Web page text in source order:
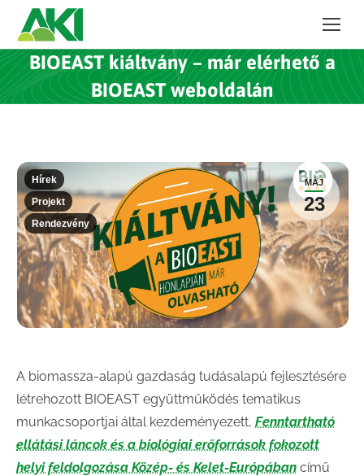
BIOEAST kiáltvány – már elérhető a
BIOEAST weboldalán
MÁJ
23
Hírek
Projekt
Rendezvény
A biomassza-alapú gazdaság tudásalapú fejlesztésére
létrehozott BIOEAST együttműködés tematikus
munkacsoportjai által kezdeményezett, Fenntartható
ellátási láncok és a biológiai erőforrások fokozott
helyi feldolgozása Közép- és Kelet-Európában című